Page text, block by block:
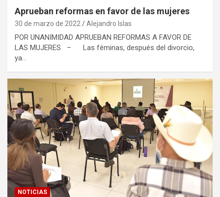
Aprueban reformas en favor de las mujeres
30 de marzo de 2022 Alejandro Islas
POR UNANIMIDAD APRUEBAN REFORMAS A FAVOR DE
LAS MUJERES – Las féminas, después del divorcio,
ya…
NOTICIAS